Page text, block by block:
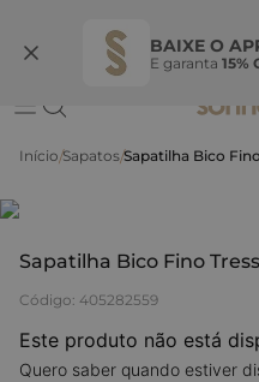
BAIXE O
E garanta 15%
Ganhe 10% OFF na coleção
Sapatos Sapatilha Bico
Sapatilha Bico Fino
Código: 405282559
Este produto não está
Quero saber quando estiver